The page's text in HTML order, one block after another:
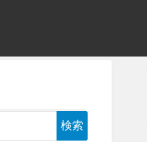
検索